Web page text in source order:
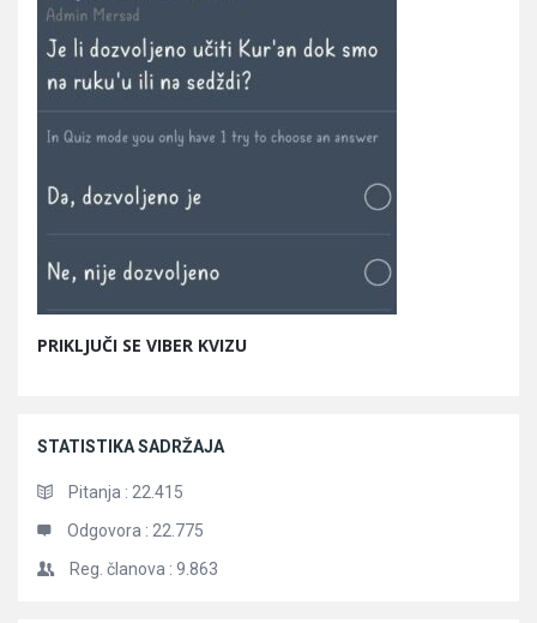
PRIKLJUČI SE VIBER KVIZU
STATISTIKA SADRŽAJA
Pitanja : 22.415
Odgovora : 22.775
Reg. članova : 9.863